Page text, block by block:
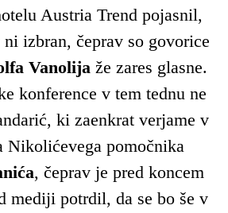
Austria Trend pojasnil,
ni izbran, čeprav so govorice
Vanolija že zares glasne.
konference v tem tednu ne
ki zaenkrat verjame v
Nikolićevega pomočnika
, čeprav je pred koncem
mediji potrdil, da se bo še v